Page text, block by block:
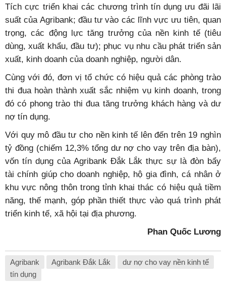
Tích cực triển khai các chương trình tín dụng ưu đãi lãi
suất của Agribank; đầu tư vào các lĩnh vực ưu tiên, quan
trọng, các động lực tăng trưởng của nền kinh tế (tiêu
dùng, xuất khẩu, đầu tư); phục vụ nhu cầu phát triển sản
xuất, kinh doanh của doanh nghiệp, người dân.
Cùng với đó, đơn vị tổ chức có hiệu quả các phòng trào
thi đua hoàn thành xuất sắc nhiệm vụ kinh doanh, trong
đó có phong trào thi đua tăng trưởng khách hàng và dư
nợ tín dụng.
Với quy mô đầu tư cho nền kinh tế lên đến trên 19 nghìn
tỷ đồng (chiếm 12,3% tổng dư nợ cho vay trên địa bàn),
vốn tín dụng của Agribank Đắk Lắk thực sự là đòn bẩy
tài chính giúp cho doanh nghiệp, hộ gia đình, cá nhân ở
khu vực nông thôn trong tỉnh khai thác có hiệu quả tiềm
năng, thế mạnh, góp phần thiết thực vào quá trình phát
triển kinh tế, xã hội tại địa phương.
Phan Quốc Lương
Agribank Agribank Đắk Lắk
dư nợ cho vay nền kinh tế
tín dụng